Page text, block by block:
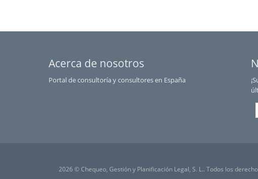
Acerca de nosotros
Portal de consultoría y consultores en España
2026 © Chequeo, Gestión y Planificación Legal, S. L.. Todos los